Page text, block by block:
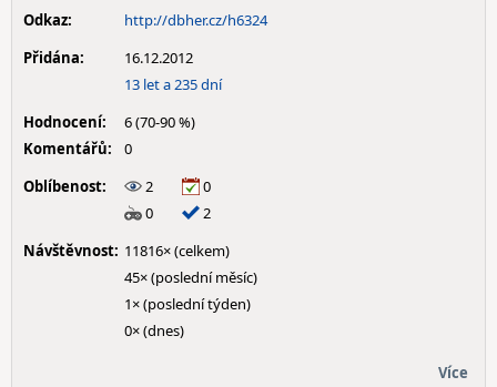
Odkaz:
http://dbher.cz/h6324
Přidána:
16.12.2012
13 let a 235 dní
Hodnocení:
6 (70-90 %)
Komentářů:
0
Oblíbenost:
2
0
0
2
Návštěvnost: 11816× (celkem)
45× (poslední měsíc)
1× (poslední týden)
0× (dnes)
Více